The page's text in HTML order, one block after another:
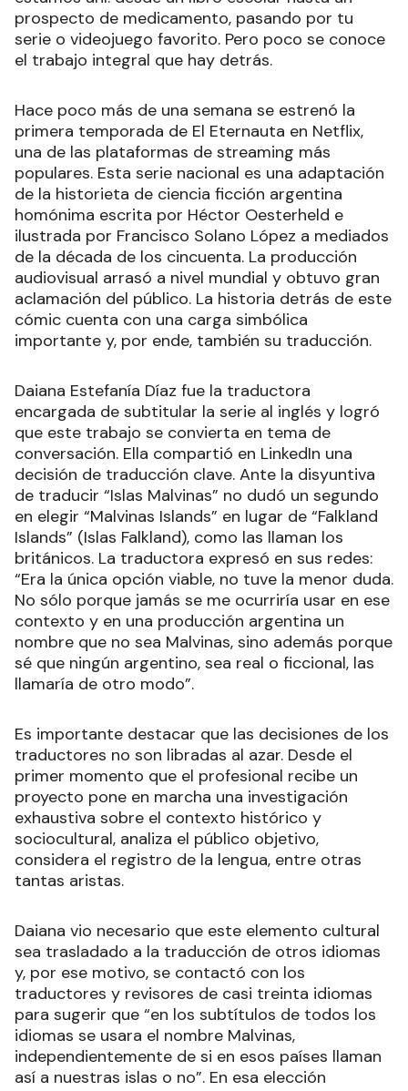
prospecto de medicamento, pasando por tu
serie o videojuego favorito. Pero poco se conoce
el trabajo integral que hay detrás.
Hace poco más de una semana se estrenó la
primera temporada de El Eternauta en Netflix,
una de las plataformas de streaming más
populares. Esta serie nacional es una adaptación
de la historieta de ciencia ficción argentina
homónima escrita por Héctor Oesterheld e
ilustrada por Francisco Solano López a mediados
de la década de los cincuenta. La producción
audiovisual arrasó a nivel mundial y obtuvo gran
aclamación del público. La historia detrás de este
cómic cuenta con una carga simbólica
importante y, por ende, también su traducción.
Daiana Estefanía Díaz fue la traductora
encargada de subtitular la serie al inglés y logró
que este trabajo se convierta en tema de
conversación. Ella compartió en LinkedIn una
decisión de traducción clave. Ante la disyuntiva
de traducir “Islas Malvinas” no dudó un segundo
en elegir “Malvinas Islands” en lugar de “Falkland
Islands” (Islas Falkland), como las llaman los
británicos. La traductora expresó en sus redes:
“Era la única opción viable, no tuve la menor duda.
No sólo porque jamás se me ocurriría usar en ese
contexto y en una producción argentina un
nombre que no sea Malvinas, sino además porque
sé que ningún argentino, sea real o ficcional, las
llamaría de otro modo”.
Es importante destacar que las decisiones de los
traductores no son libradas al azar. Desde el
primer momento que el profesional recibe un
proyecto pone en marcha una investigación
exhaustiva sobre el contexto histórico y
sociocultural, analiza el público objetivo,
considera el registro de la lengua, entre otras
tantas aristas.
Daiana vio necesario que este elemento cultural
sea trasladado a la traducción de otros idiomas
y, por ese motivo, se contactó con los
traductores y revisores de casi treinta idiomas
para sugerir que “en los subtítulos de todos los
idiomas se usara el nombre Malvinas,
independientemente de si en esos países llaman
así a nuestras islas o no”. En esa elección